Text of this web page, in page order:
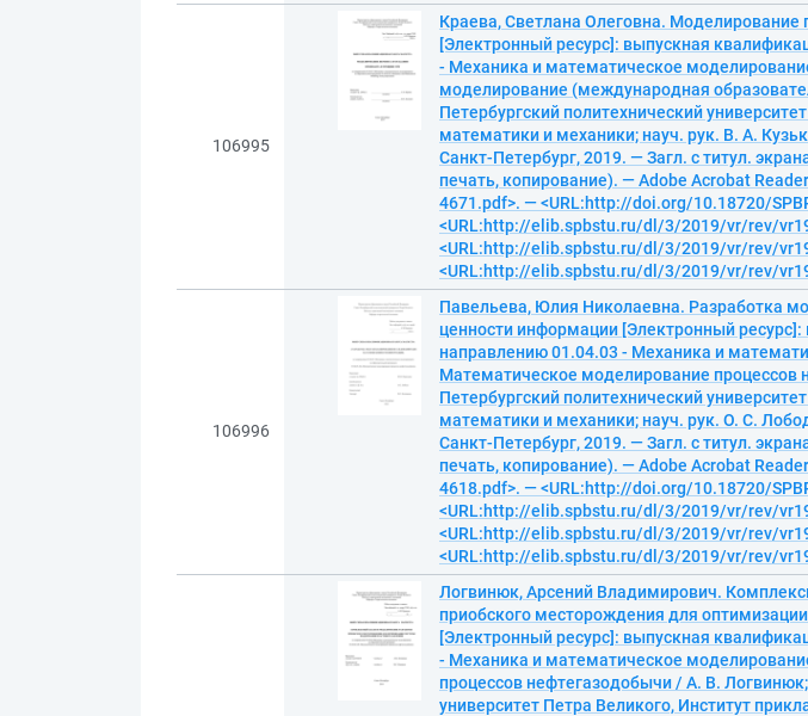
106995
Краева, Светлана Олеговна.
[Электронный ресурс]: выпускная
- Механика и математическое
моделирование (международная
Петербургский политехнический
математики и механики; науч. рук. В. А.
Санкт-Петербург, 2019. — Загл. с титул.
печать, копирование). — Adobe Acrobat
4671.pdf>. — <URL:http://doi.org/10.18720/
<URL:http://elib.spbstu.ru/dl/3/2019/vr/rev/
<URL:http://elib.spbstu.ru/dl/3/2019/vr/rev/
<URL:http://elib.spbstu.ru/dl/3/2019/vr/rev/
106996
Павельева, Юлия Николаевна. Разработка
ценности информации [Электронный
направлению 01.04.03 - Механика и
Математическое моделирование
Петербургский политехнический
математики и механики; науч. рук. О. С.
Санкт-Петербург, 2019. — Загл. с титул.
печать, копирование). — Adobe Acrobat
4618.pdf>. — <URL:http://doi.org/10.18720/
<URL:http://elib.spbstu.ru/dl/3/2019/vr/rev/
<URL:http://elib.spbstu.ru/dl/3/2019/vr/rev/
<URL:http://elib.spbstu.ru/dl/3/2019/vr/rev/
Логвинюк, Арсений Владимирович.
приобского месторождения для
[Электронный ресурс]: выпускная
- Механика и математическое
процессов нефтегазодобычи / А. В.
университет Петра Великого, Институт